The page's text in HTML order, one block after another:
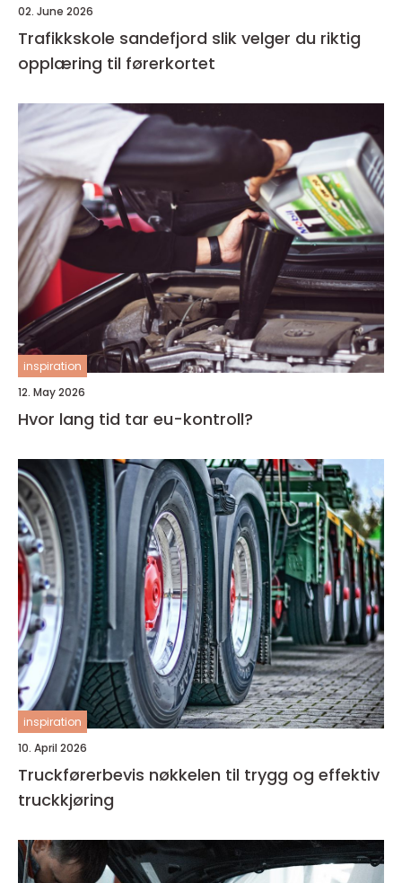
02. June 2026
Trafikkskole sandefjord slik velger du riktig
opplæring til førerkortet
inspiration
12. May 2026
Hvor lang tid tar eu-kontroll?
inspiration
10. April 2026
Truckførerbevis nøkkelen til trygg og effektiv
truckkjøring